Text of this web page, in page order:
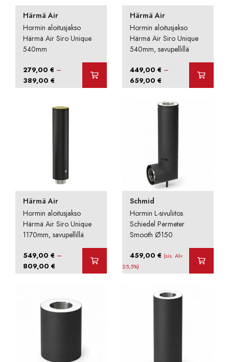
Härmä Air
Hormin aloitusjakso
Härmä Air Siro Unique
540mm
279,00€ –
389,00€
279,00 €
389,00 €
Härmä Air
Hormin aloitusjakso
Härmä Air Siro Unique
540mm, savupellillä
449,00€ –
659,00€
449,00 €
-
659,00 €
Härmä Air
Hormin aloitusjakso
Härmä Air Siro Unique
1170mm, savupellillä
549,00€ –
809,00€
549,00 €
809,00 €
Schmid
Hormin L-sivuliitos
Schiedel Permeter
Smooth Ø150
459,00€ (sis. Alv
25,5%)